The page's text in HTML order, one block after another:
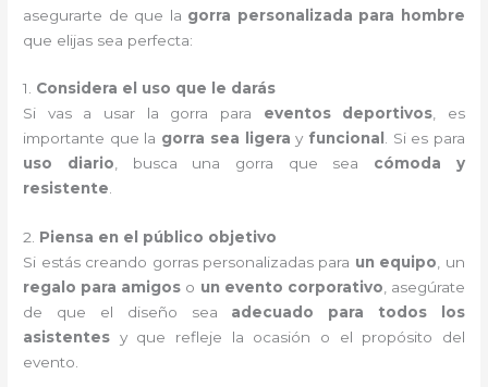
asegurarte de que la gorra personalizada para hombre
que elijas sea perfecta:
1. Considera el uso que le darás
Si vas a usar la gorra para eventos deportivos, es
importante que la gorra sea ligera y funcional . Si es para
uso diario, busca una gorra que sea cómoda y
resistente.
2. Piensa en el público objetivo
Si estás creando gorras personalizadas para un equipo, un
regalo para amigos o un evento corporativo, asegúrate
de que el diseño sea adecuado para todos los
asistentes y que refleje la ocasión o el propósito del
evento.